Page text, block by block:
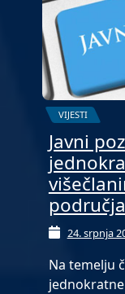
VIJESTI
Javni
24. srpnja
Na temelju